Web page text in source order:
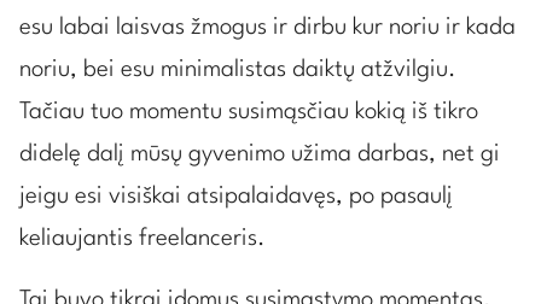
esu labai laisvas žmogus ir dirbu kur noriu ir kada
noriu, bei esu minimalistas daiktų atžvilgiu.
Tačiau tuo momentu susimąsčiau kokią iš tikro
didelę dalį mūsų gyvenimo užima darbas, net gi
jeigu esi visiškai atsipalaidavęs, po pasaulį
keliaujantis freelanceris.